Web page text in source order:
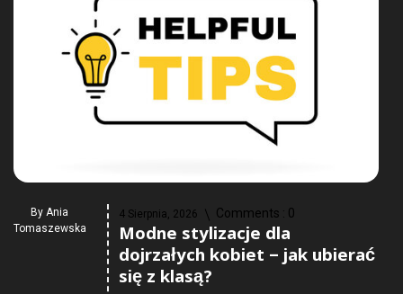
By Ania
Tomaszewska
4 Sierpnia, 2026 Comments : 0
Modne stylizacje dla
dojrzałych kobiet – jak ubierać
się z klasą?